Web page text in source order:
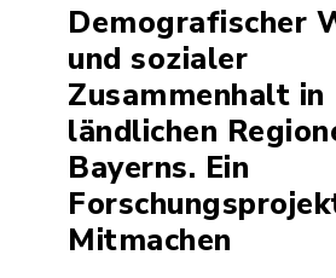
Demografischer
und sozialer
Zusammenhalt in
ländlichen
Bayerns. Ein
Mitmachen